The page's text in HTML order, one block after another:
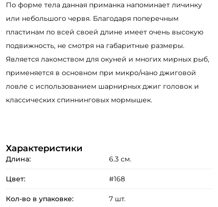
По форме тела данная приманка напоминает личинку
или небольшого червя. Благодаря поперечным
пластинам по всей своей длине имеет очень высокую
подвижность, не смотря на габаритные размеры.
Является лакомством для окуней и многих мирных рыб,
применяется в основном при микро/нано джиговой
ловле с использованием шарнирных джиг головок и
классических спиннинговых мормышек.
Характеристики
Длина: 6.3 см.
Цвет: #168
Кол-во в упаковке: 7 шт.